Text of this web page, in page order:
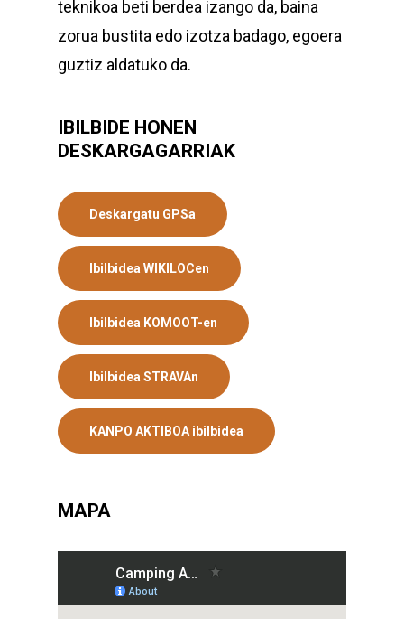
teknikoa beti berdea izango da, baina
zorua bustita edo izotza badago, egoera
guztiz aldatuko da.
IBILBIDE HONEN
DESKARGAGARRIAK
Deskargatu GPSa
Ibilbidea WIKILOCen
Ibilbidea KOMOOT-en
Ibilbidea STRAVAn
KANPO AKTIBOA ibilbidea
MAPA